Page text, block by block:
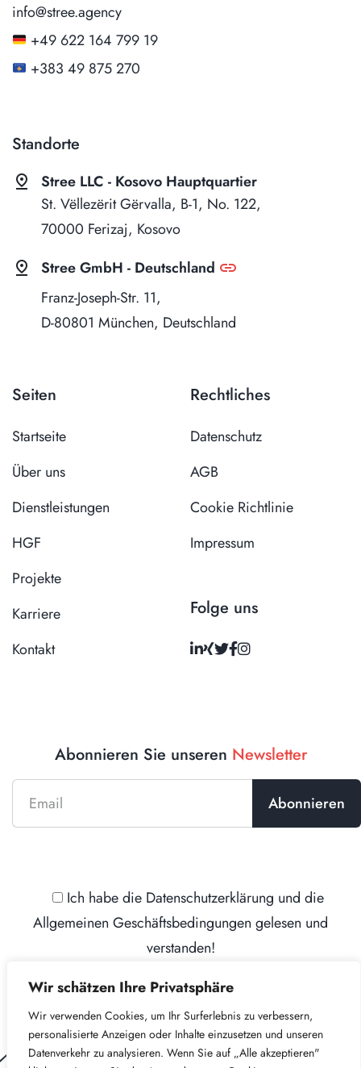
Wir schätzen Ihre Privatsphäre
Wir verwenden Cookies, um Ihr Surferlebnis zu verbessern,
personalisierte Anzeigen oder Inhalte einzusetzen und unseren
Datenverkehr zu analysieren. Wenn Sie auf „Alle akzeptieren"
info@stree.agency
+49 622 164 799 19
+383 49 875 270
Standorte
pin_drop
Stree LLC - Kosovo Hauptquartier
St. Vëllezërit Gërvalla, B-1, No. 122,
70000 Ferizaj, Kosovo
pin_drop Stree GmbH - Deutschland link
Franz-Joseph-Str. 11,
D-80801 München, Deutschland
Seiten
Startseite
Über uns
Dienstleistungen
HGF
Projekte
Karriere
Kontakt
Rechtliches
Datenschutz
AGB
Cookie Richtlinie
Impressum
Folge uns
Abonnieren Sie unseren Newsletter
Ich habe die Datenschutzerklärung und die
Allgemeinen Geschäftsbedingungen gelesen und
verstanden!